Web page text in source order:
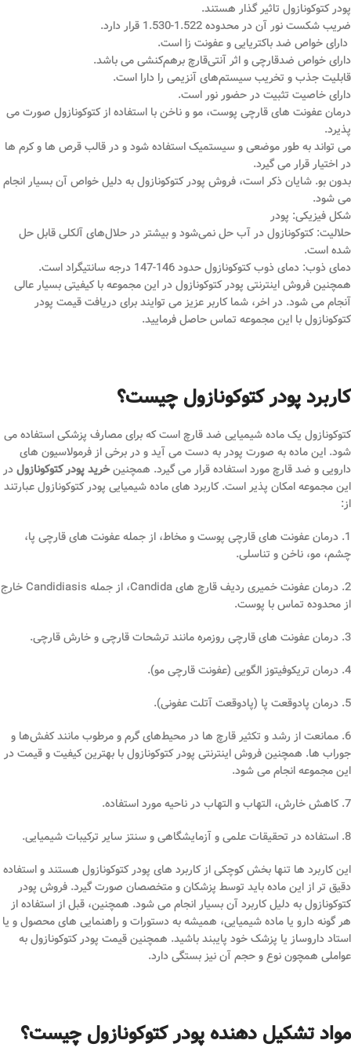
پودر کتوکونازول تاثیر گذار هستند.
ضریب شکست نور آن در محدوده 1.522-1.530 قرار دارد.
دارای خواص ضد باکتریایی و عفونت ‌زا است.
دارای خواص ضدقارچی و اثر آنتی‌قارچ برهم‌کنشی می ‌باشد.
قابلیت جذب و تخریب سیستم‌های آنزیمی را دارا است.
دارای خاصیت تثبیت در حضور نور است.
درمان عفونت ‌های قارچی پوست، مو و ناخن با استفاده از کتوکونازول صورت می
‌پذیرد.
می ‌تواند به طور موضعی و سیستمیک استفاده شود و در قالب قرص ‌ها و کرم‌ ها
در اختیار قرار می‌ گیرد.
بدون بو. شایان ذکر است، فروش پودر کتوکونازول به دلیل خواص آن بسیار انجام
می شود.
شکل فیزیکی: پودر
حلالیت: کتوکونازول در آب حل نمی‌شود و بیشتر در حلال‌های آلکلی قابل حل
شده است.
دمای ذوب: دمای ذوب کتوکونازول حدود 146-147 درجه سانتیگراد است.
همچنین فروش اینترنتی پودر کتوکونازول در این مجموعه با کیفیتی بسیار عالی
آنجام می شود. در اخر، شما کاربر عزیز می توایند برای دریافت قیمت پودر
کتوکونازول با این مجموعه تماس حاصل فرمایید.
کاربرد پودر کتوکونازول چیست؟
کتوکونازول یک ماده شیمیایی ضد قارچ است که برای مصارف پزشکی استفاده می
‌شود. این ماده به صورت پودر به دست می ‌آید و در برخی از فرمولاسیون ‌های
دارویی و ضد قارچ مورد استفاده قرار می‌ گیرد. همچنینخرید پودر کتوکونازولدر
این مجموعه امکان پذیر است. کاربرد های ماده شیمیایی پودر کتوکونازول عبارتند
از:
1. درمان عفونت ‌های قارچی پوست و مخاط، از جمله عفونت ‌های قارچی پا،
چشم، مو، ناخن و تناسلی.
2. درمان عفونت خمیری ردیف قارچ ‌های Candida، از جمله Candidiasis خارج
از محدوده تماس با پوست.
3. درمان عفونت ‌های قارچی روزمره مانند ترشحات قارچی و خارش قارچی.
4. درمان تریکوفیتوز الگویی (عفونت قارچی مو).
5. درمان پادوقعت پا (پادوقعت آتلت عفونی).
6. ممانعت از رشد و تکثیر قارچ‌ ها در محیط‌های گرم و مرطوب مانند کفش‌ها و
جوراب‌ ها. همچنین فروش اینترنتی پودر کتوکونازول با بهترین کیفیت و قیمت در
این مجموعه انجام می شود.
7. کاهش خارش، التهاب و التهاب در ناحیه مورد استفاده.
8. استفاده در تحقیقات علمی و آزمایشگاهی و سنتز سایر ترکیبات شیمیایی.
این کاربرد ها تنها بخش کوچکی از کاربرد های پودر کتوکونازول هستند و استفاده
دقیق ‌تر از این ماده باید توسط پزشکان و متخصصان صورت گیرد. فروش پودر
کتوکونازول به دلیل کاربرد آن بسیار انجام می شود. همچنین، قبل از استفاده از
هر گونه دارو یا ماده شیمیایی، همیشه به دستورات و راهنمایی ‌های محصول و یا
استاد داروساز یا پزشک خود پایبند باشید. همچنین قیمت پودر کتوکونازول به
عواملی همچون نوع و حجم آن نیز بستگی دارد.
مواد تشکیل دهنده پودر کتوکونازول چیست؟